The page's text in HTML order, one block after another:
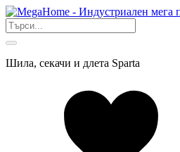
Шила, секачи и длета Sparta